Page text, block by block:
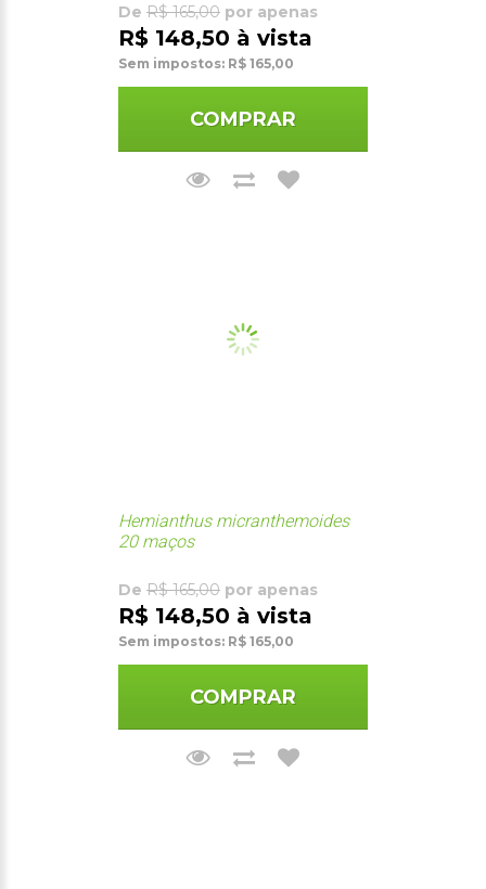
De R$ 165,00 por apenas
R$ 148,50 à vista
Sem impostos: R$ 165,00
COMPRAR
Hemianthus micranthemoides
20 maços
De R$ 165,00 por apenas
R$ 148,50 à vista
Sem impostos: R$ 165,00
COMPRAR